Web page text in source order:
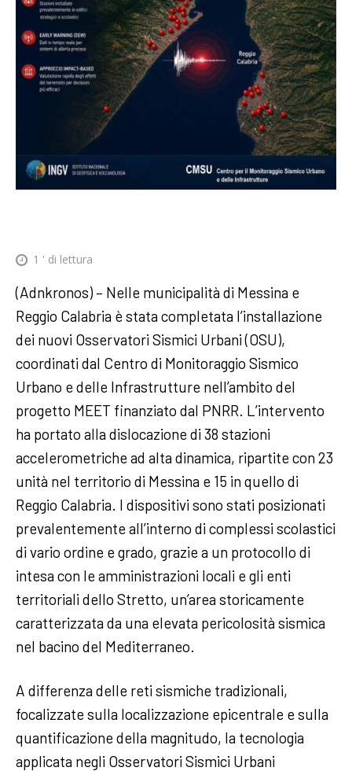
1 ' di lettura
(Adnkronos) – Nelle municipalità di Messina e
Reggio Calabria è stata completata l’installazione
dei nuovi Osservatori Sismici Urbani (OSU),
coordinati dal Centro di Monitoraggio Sismico
Urbano e delle Infrastrutture nell’ambito del
progetto MEET finanziato dal PNRR. L’intervento
ha portato alla dislocazione di 38 stazioni
accelerometriche ad alta dinamica, ripartite con 23
unità nel territorio di Messina e 15 in quello di
Reggio Calabria. I dispositivi sono stati posizionati
prevalentemente all’interno di complessi scolastici
di vario ordine e grado, grazie a un protocollo di
intesa con le amministrazioni locali e gli enti
territoriali dello Stretto, un’area storicamente
caratterizzata da una elevata pericolosità sismica
nel bacino del Mediterraneo.
A differenza delle reti sismiche tradizionali,
focalizzate sulla localizzazione epicentrale e sulla
quantificazione della magnitudo, la tecnologia
applicata negli Osservatori Sismici Urbani